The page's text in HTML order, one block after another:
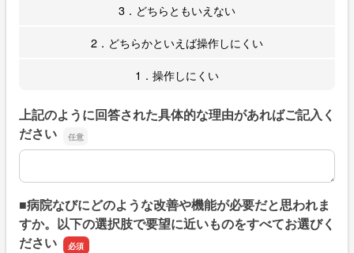
3．どちらともいえない
2．どちらかといえば操作しにくい
1．操作しにくい
上記のように回答された具体的な理由があればご記入く
ださい
上記のように回答された具体的な理由があればご記入くだ
■病院なびにどのような改善や機能が必要だと思われま
すか。以下の選択肢で要望に近いものをすべてお選びく
ださい